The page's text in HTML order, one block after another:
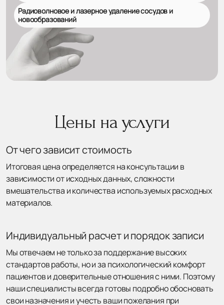
Радиоволновое и лазерное удаление сосудов и
новообразований
Цены на услуги
От чего зависит стоимость
Итоговая цена определяется на консультации в
зависимости от исходных данных, сложности
вмешательства и количества используемых расходных
материалов.
Индивидуальный расчет и порядок записи
Мы отвечаем не только за поддержание высоких
стандартов работы, но и за психологический комфорт
пациентов и доверительные отношения с ними. Поэтому
наши специалисты всегда готовы подробно обосновать
свои назначения и учесть ваши пожелания при